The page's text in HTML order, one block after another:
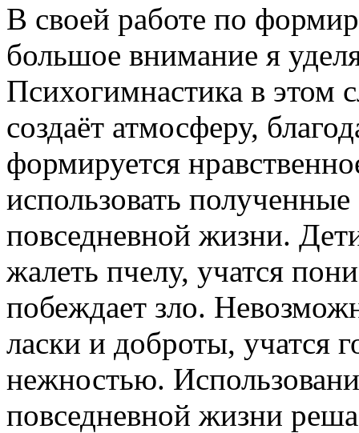
В своей работе по
большое внимание я
Психогимнастика в этом
создаёт атмосферу,
формируется
использовать
повседневной жизни.
жалеть пчелу, учатся
побеждает зло.
ласки и доброты, учатся
нежностью.
повседневной жизни